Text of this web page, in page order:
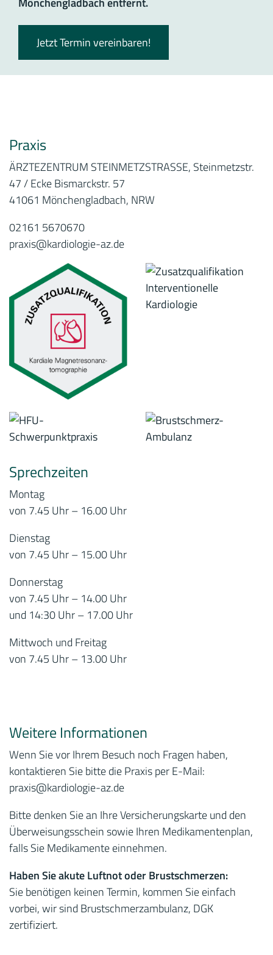
Jetzt Termin vereinbaren!
Praxis
ÄRZTEZENTRUM STEINMETZSTRASSE, Steinmetzstr.
47 / Ecke Bismarckstr. 57
41061 Mönchengladbach, NRW
02161 5670670
praxis@kardiologie-az.de
Sprechzeiten
Montag
von 7.45 Uhr – 16.00 Uhr
Dienstag
von 7.45 Uhr – 15.00 Uhr
Donnerstag
von 7.45 Uhr – 14.00 Uhr
und 14:30 Uhr – 17.00 Uhr
Mittwoch und Freitag
von 7.45 Uhr – 13.00 Uhr
Weitere Informationen
Wenn Sie vor Ihrem Besuch noch Fragen haben,
kontaktieren Sie bitte die Praxis per E-Mail:
praxis@kardiologie-az.de
Bitte denken Sie an Ihre Versicherungskarte und den
Überweisungsschein sowie Ihren Medikamentenplan,
falls Sie Medikamente einnehmen.
Haben Sie akute Luftnot oder Brustschmerzen:
Sie benötigen keinen Termin, kommen Sie einfach
vorbei, wir sind Brustschmerzambulanz, DGK
zertifiziert.